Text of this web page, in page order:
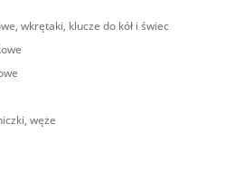
wkrętaki, klucze do kół i świec
węże